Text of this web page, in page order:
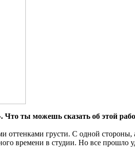
ты можешь сказать об этой
оттенками грусти. С одной
времени в студии. Но все прошло